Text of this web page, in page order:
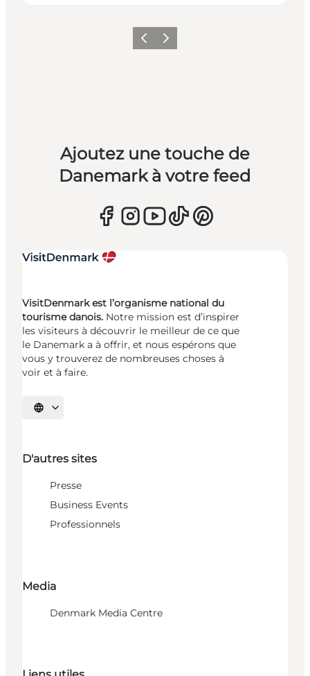
PrécédentSuivant
Ajoutez une touche de
Danemark à votre feed
VisitDenmark est l’organisme national du
tourisme danois. Notre mission est d’inspirer
les visiteurs à découvrir le meilleur de ce que
le Danemark a à offrir, et nous espérons que
vous y trouverez de nombreuses choses à
voir et à faire.
Choisissez la langue
D'autres sites
Presse
Business Events
Professionnels
Media
Denmark Media Centre